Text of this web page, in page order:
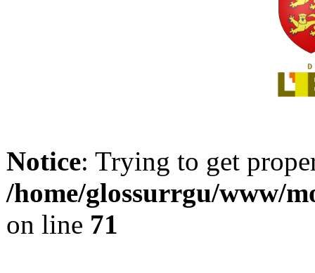
Notice: Trying to get
/home/glossurrgu/www/
on line 71